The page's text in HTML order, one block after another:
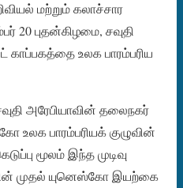
மற்றும் கலாச்சார
20 புதன்கிழமை, சவுதி
காப்பகத்தை உலக பாரம்பரிய
அரேபியாவின் தலைநகர்
உலக பாரம்பரியக் குழுவின்
மூலம் இந்த முடிவு
முதல் யுனெஸ்கோ இயற்கை